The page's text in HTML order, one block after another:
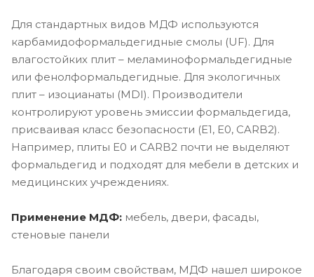
Для стандартных видов МДФ используются
карбамидоформальдегидные смолы (UF). Для
влагостойких плит – меламиноформальдегидные
или фенолформальдегидные. Для экологичных
плит – изоцианаты (MDI). Производители
контролируют уровень эмиссии формальдегида,
присваивая класс безопасности (E1, E0, CARB2).
Например, плиты E0 и CARB2 почти не выделяют
формальдегид и подходят для мебели в детских и
медицинских учреждениях.
Применение МДФ: мебель, двери, фасады,
стеновые панели
Благодаря своим свойствам, МДФ нашел широкое